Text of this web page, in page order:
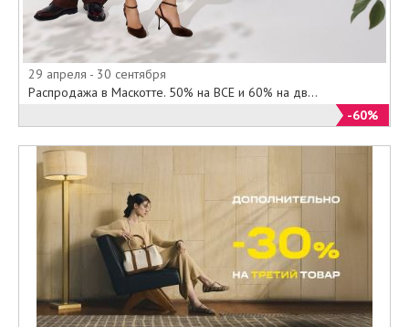
29 апреля - 30 сентября
Распродажа в Маскотте. 50% на ВСЕ и 60% на дв...
-60%